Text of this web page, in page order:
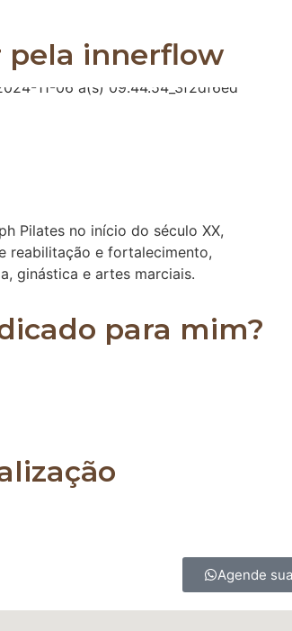
pela innerflow
Pilates no início do século XX,
reabilitação e fortalecimento,
ginástica e artes marciais.
para mim?
Agende